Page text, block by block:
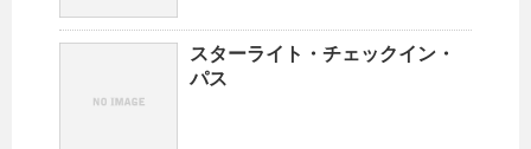
スターライト・チェックイン・
パス